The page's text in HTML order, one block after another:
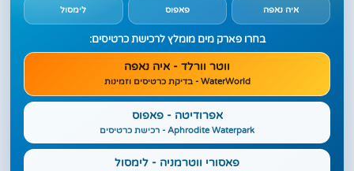
איה נאפה פאפוס לימסול
בחרו פארק מים מומלץ לרכישת כרטיסים:
ווטר וורלד - איה נאפה
WaterWorld - בדיקת כרטיסים וזמינות
אפרודיטה - פאפוס
Aphrodite Waterpark - רכישת כרטיסים
פאסורי ווטרמניה - לימסול